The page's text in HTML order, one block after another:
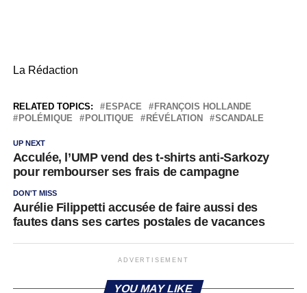
La Rédaction
RELATED TOPICS: ESPACE
FRANÇOIS HOLLANDE
POLÉMIQUE
POLITIQUE RÉVÉLATION SCANDALE
UP NEXT
Acculée, l’UMP vend des t-shirts anti-Sarkozy
pour rembourser ses frais de campagne
DON'T MISS
Aurélie Filippetti accusée de faire aussi des
fautes dans ses cartes postales de vacances
ADVERTISEMENT
YOU MAY LIKE